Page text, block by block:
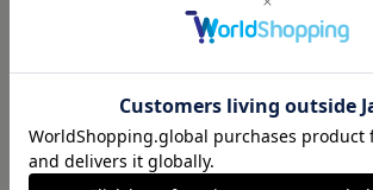
minneとものづくりと
minneの本